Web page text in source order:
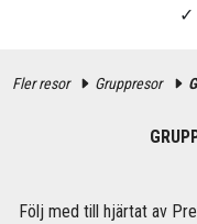
Fler resor Gruppresor
Följ med till hjärtat av